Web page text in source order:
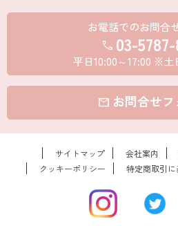
お電話でのお問合
call 03-
平日10:00～17:00 ※土
mail お問合せ
サイトマップ 会社案内
クッキーポリシー
特定商取引